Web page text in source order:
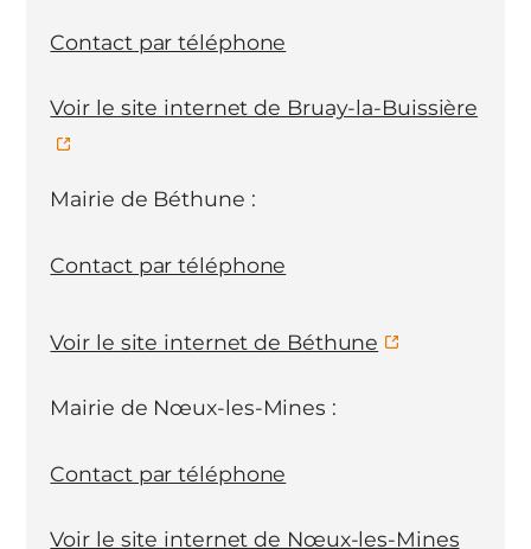
Contact par téléphone
Voir le site internet de Bruay-la-Buissière
Mairie de Béthune :
Contact par téléphone
Voir le site internet de Béthune
Mairie de Nœux-les-Mines :
Contact par téléphone
Voir le site internet de Nœux-les-Mines